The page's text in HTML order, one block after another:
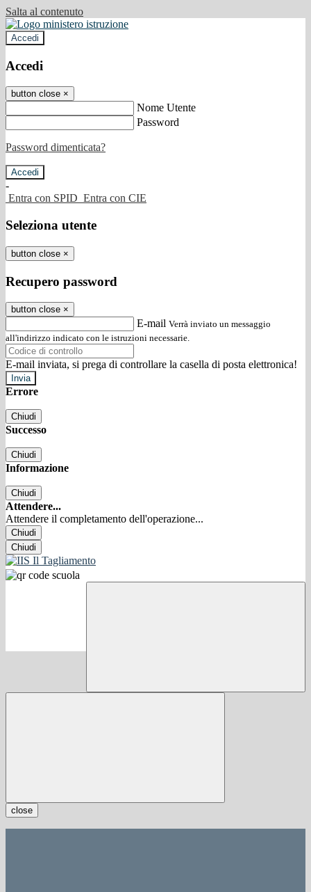
Salta al contenuto
Accedi
Accedi
button close ×
Nome Utente
Password
Password dimenticata?
-
Entra con SPID Entra con CIE
Seleziona utente
button close ×
Recupero password
button close ×
E-mail Verrà inviato un messaggio
all'indirizzo indicato con le istruzioni necessarie.
E-mail inviata, si prega di controllare la casella di posta elettronica!
Errore
Chiudi
Successo
Chiudi
Informazione
Chiudi
Attendere...
Attendere il completamento dell'operazione...
Chiudi
Chiudi
close